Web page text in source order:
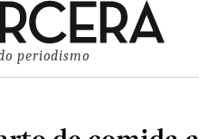
periodismo